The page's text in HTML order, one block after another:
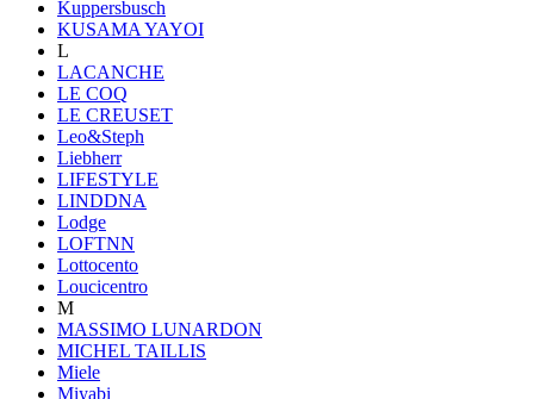
Kuppersbusch
KUSAMA YAYOI
L
LACANCHE
LE COQ
LE CREUSET
Leo&Steph
Liebherr
LIFESTYLE
LINDDNA
Lodge
LOFTNN
Lottocento
Loucicentro
M
MASSIMO LUNARDON
MICHEL TAILLIS
Miele
Miyabi